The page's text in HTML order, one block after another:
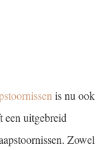
is nu ook
een uitgebreid
Zowel